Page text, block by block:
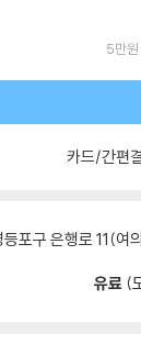
5만
카드/간편
포구 은행로 11(여
유료 (